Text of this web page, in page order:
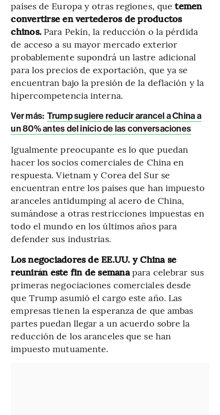
países de Europa y otras regiones, quetemen
convertirse en vertederos de productos
chinos. Para Pekín, la reducción o la pérdida
de acceso a su mayor mercado exterior
probablemente supondrá un lastre adicional
para los precios de exportación, que ya se
encuentran bajo la presión de la deflación y la
hipercompetencia interna.
Ver más: Trump sugiere reducir arancel a China a
un 80% antes del inicio de las conversaciones
Igualmente preocupante es lo que puedan
hacer los socios comerciales de China en
respuesta. Vietnam y Corea del Sur se
encuentran entre los países que han impuesto
aranceles antidumping al acero de China,
sumándose a otras restricciones impuestas en
todo el mundo en los últimos años para
defender sus industrias.
Los negociadores de EE.UU. y China se
reunirán este fin de semanapara celebrar sus
primeras negociaciones comerciales desde
que Trump asumió el cargo este año. Las
empresas tienen la esperanza de que ambas
partes puedan llegar a un acuerdo sobre la
reducción de los aranceles que se han
impuesto mutuamente.